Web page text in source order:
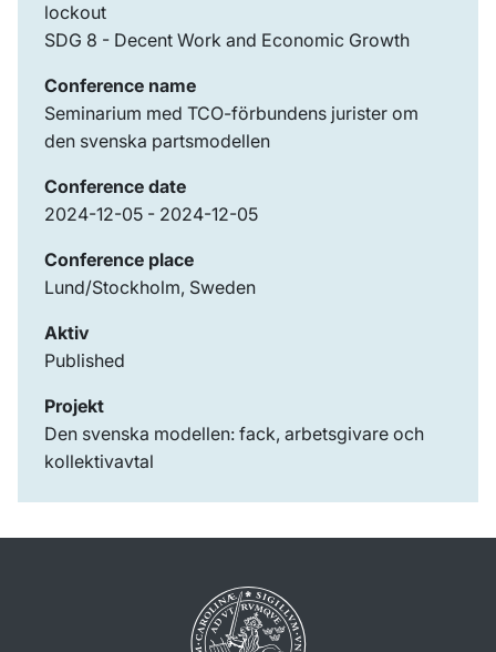
lockout
SDG 8 - Decent Work and Economic Growth
Conference name
Seminarium med TCO-förbundens jurister om
den svenska partsmodellen
Conference date
2024-12-05 - 2024-12-05
Conference place
Lund/Stockholm, Sweden
Aktiv
Published
Projekt
Den svenska modellen: fack, arbetsgivare och
kollektivavtal